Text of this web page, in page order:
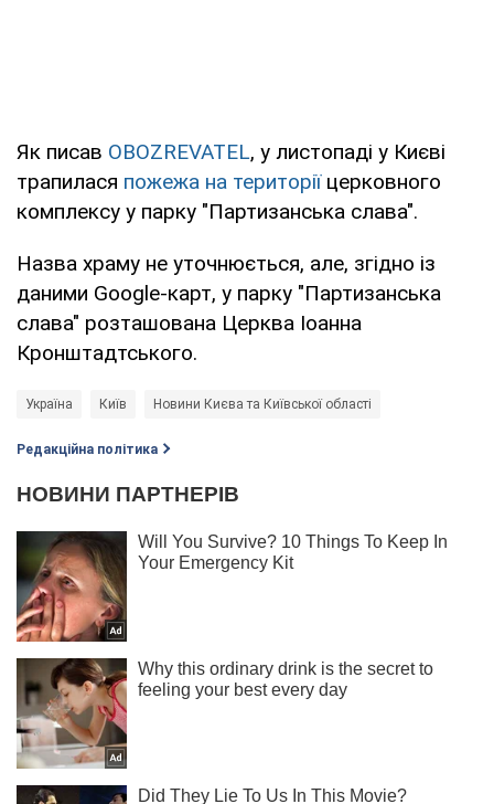
Як писав OBOZREVATEL, у листопаді у Києві
трапилася пожежа на територіїцерковного
комплексу у парку "Партизанська слава".
Назва храму не уточнюється, але, згідно із
даними Google-карт, у парку "Партизанська
слава" розташована Церква Іоанна
Кронштадтського.
Україна Київ Новини Києва та Київської області
Редакційна політика